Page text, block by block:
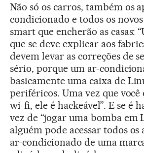
Não só os carros, também os
condicionado e todos os
smart que encherão as casas:
que se deve explicar aos
devem levar as correções de
sério, porque um ar-
basicamente uma caixa de
periféricos. Uma vez que você
wi-fi, ele é hackeável”. E se é
vez de “jogar uma bomba em
alguém pode acessar todos os
ar-condicionado de uma